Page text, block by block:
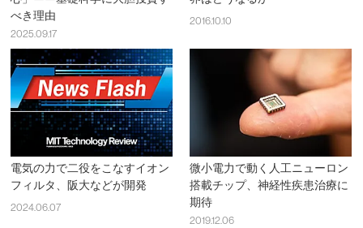
べき理由
2025.09.17
2016.10.10
電気の力で二役をこなすイオン
フィルタ、阪大などが開発
2024.06.07
微小電力で動く人工ニューロン
搭載チップ、神経性疾患治療に
期待
2019.12.06